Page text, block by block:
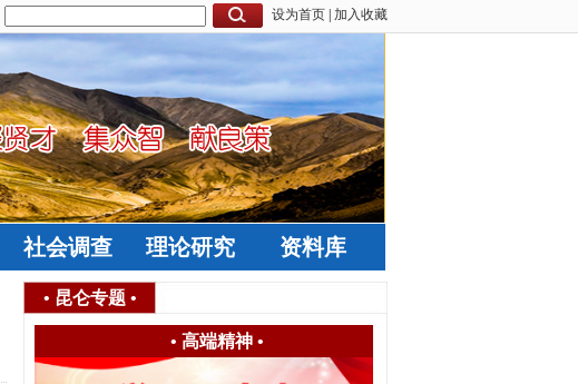
设为首页 加入收藏
社会调查 理论研究 资料库
• 昆仑专题 •
• 高端精神•